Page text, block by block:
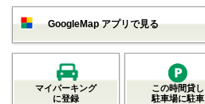
GoogleMap アプリで見る
マイパーキング
に登録
この時間貸し
駐車場に駐車